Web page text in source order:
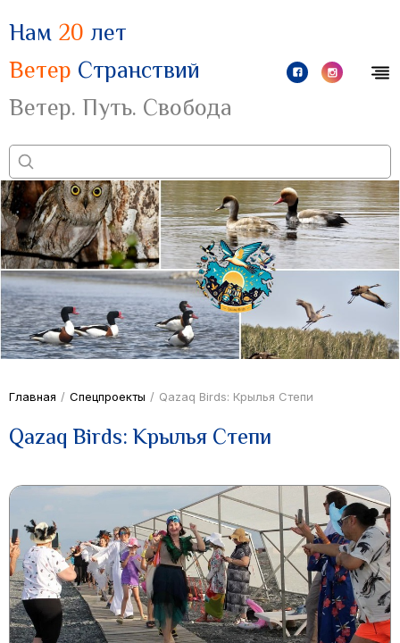
Нам 20 лет
Ветер Странствий
Ветер. Путь. Свобода
Главная / Спецпроекты / Qazaq Birds: Крылья Степи
Qazaq Birds: Крылья Степи